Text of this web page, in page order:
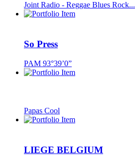
Joint Radio - Reggae Blues Rock...
So Press
PAM 93°39’0”
Papas Cool
LIEGE BELGIUM